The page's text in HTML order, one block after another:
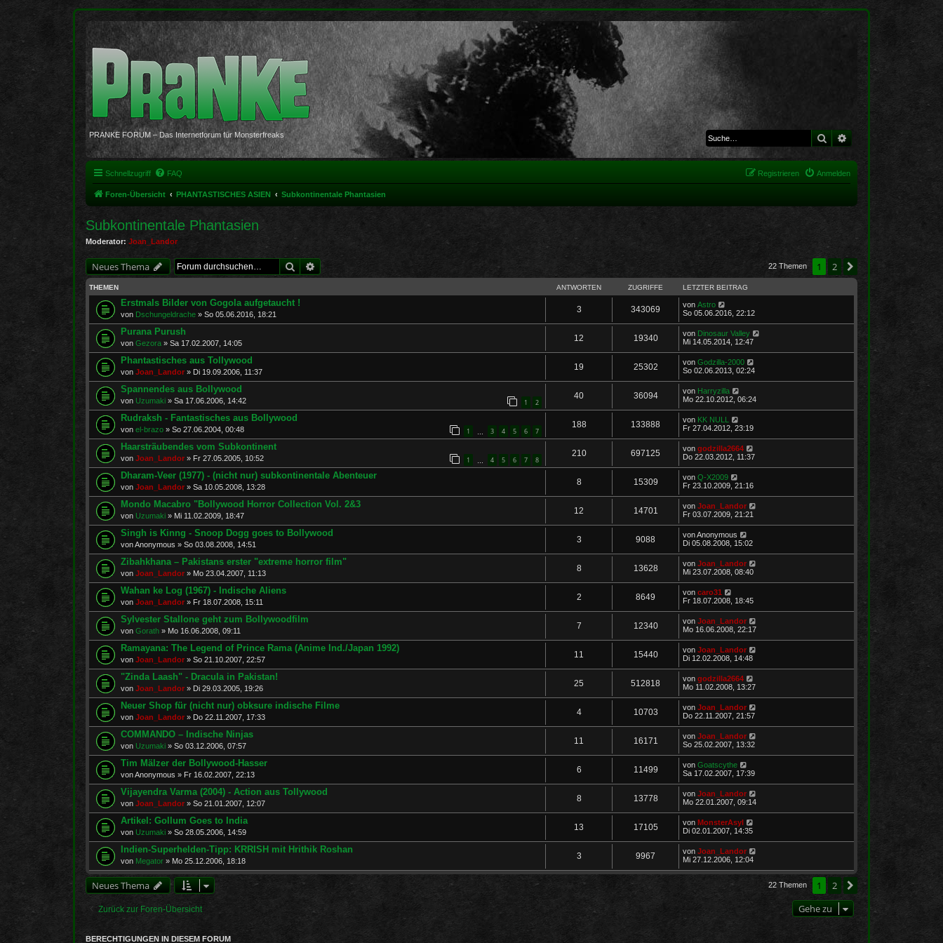
PRANKE FORUM – Das Internetforum für Monsterfreaks Suche Erweiterte Suche
Schnellzugriff FAQ Anmelden
Registrieren
Foren-Übersicht PHANTASTISCHES ASIEN Subkontinentale Phantasien
Subkontinentale Phantasien
Moderator: Joan_Landor
Neues Thema Suche 22 Themen 1 2
THEMEN ANTWORTEN ZUGRIFFE LETZTER BEITRAG
Erstmals Bilder von Gogola aufgetaucht !
von Dschungeldrache » So 05.06.2016, 18:21
3 343069 von Astro
So 05.06.2016, 22:12
Purana Purush
von Gezora » Sa 17.02.2007, 14:05
12 19340 von Dinosaur Valley
Mi 14.05.2014, 12:47
Phantastisches aus Tollywood
von Joan_Landor » Di 19.09.2006, 11:37
19 25302 von Godzilla-2000
So 02.06.2013, 02:24
Spannendes aus Bollywood
von Uzumaki » Sa 17.06.2006, 14:42 1 2
40 36094 von Harryzilla
Mo 22.10.2012, 06:24
Rudraksh - Fantastisches aus Bollywood
von el-brazo » So 27.06.2004, 00:48 1 3 4 5 6 7
188 133888 von KK NULL
Fr 27.04.2012, 23:19
Haarsträubendes vom Subkontinent
von Joan_Landor » Fr 27.05.2005, 10:52 1 4 5 6 7 8
210 697125 von godzilla2664
Do 22.03.2012, 11:37
Dharam-Veer (1977) - (nicht nur) subkontinentale Abenteuer
von Joan_Landor » Sa 10.05.2008, 13:28
8 15309 von Q-X2009
Fr 23.10.2009, 21:16
Mondo Macabro "Bollywood Horror Collection Vol. 2&3
von Uzumaki » Mi 11.02.2009, 18:47
12 14701 von Joan_Landor
Fr 03.07.2009, 21:21
Singh is Kinng - Snoop Dogg goes to Bollywood
vonAnonymous » So 03.08.2008, 14:51
3 9088 vonAnonymous
Di 05.08.2008, 15:02
Zibahkhana – Pakistans erster "extreme horror film"
von Joan_Landor » Mo 23.04.2007, 11:13
8 13628 von Joan_Landor
Mi 23.07.2008, 08:40
Wahan ke Log (1967) - Indische Aliens
von Joan_Landor » Fr 18.07.2008, 15:11
2 8649 von caro31
Fr 18.07.2008, 18:45
Sylvester Stallone geht zum Bollywoodfilm
von Gorath » Mo 16.06.2008, 09:11
7 12340 von Joan_Landor
Mo 16.06.2008, 22:17
Ramayana: The Legend of Prince Rama (Anime Ind./Japan 1992)
von Joan_Landor » So 21.10.2007, 22:57
11 15440 von Joan_Landor
Di 12.02.2008, 14:48
"Zinda Laash" - Dracula in Pakistan!
von Joan_Landor » Di 29.03.2005, 19:26
25 512818 von godzilla2664
Mo 11.02.2008, 13:27
Neuer Shop für (nicht nur) obksure indische Filme
von Joan_Landor » Do 22.11.2007, 17:33
4 10703 von Joan_Landor
Do 22.11.2007, 21:57
COMMANDO – Indische Ninjas
von Uzumaki » So 03.12.2006, 07:57
11 16171 von Joan_Landor
So 25.02.2007, 13:32
Tim Mälzer der Bollywood-Hasser
vonAnonymous » Fr 16.02.2007, 22:13
6 11499 von Goatscythe
Sa 17.02.2007, 17:39
Vijayendra Varma (2004) - Action aus Tollywood
von Joan_Landor » So 21.01.2007, 12:07
8 13778 von Joan_Landor
Mo 22.01.2007, 09:14
Artikel: Gollum Goes to India
von Uzumaki » So 28.05.2006, 14:59
13 17105 von MonsterAsyl
Di 02.01.2007, 14:35
Indien-Superhelden-Tipp: KRRISH mit Hrithik Roshan
von Megator » Mo 25.12.2006, 18:18
3 9967 von Joan_Landor
Mi 27.12.2006, 12:04
Neues Thema 22 Themen 1 2 Nächste
Zurück zur Foren-Übersicht Gehe zu
BERECHTIGUNGEN IN DIESEM FORUM